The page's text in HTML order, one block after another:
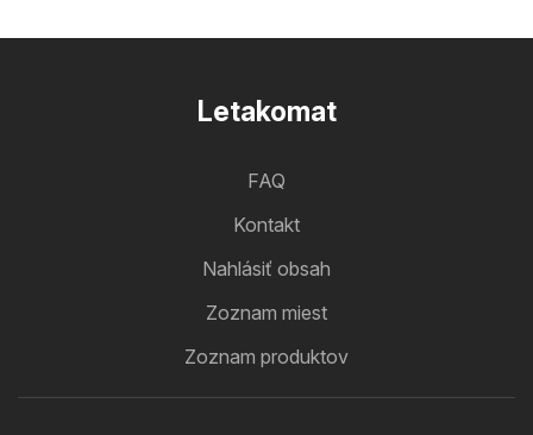
Letakomat
FAQ
Kontakt
Nahlásiť obsah
Zoznam miest
Zoznam produktov